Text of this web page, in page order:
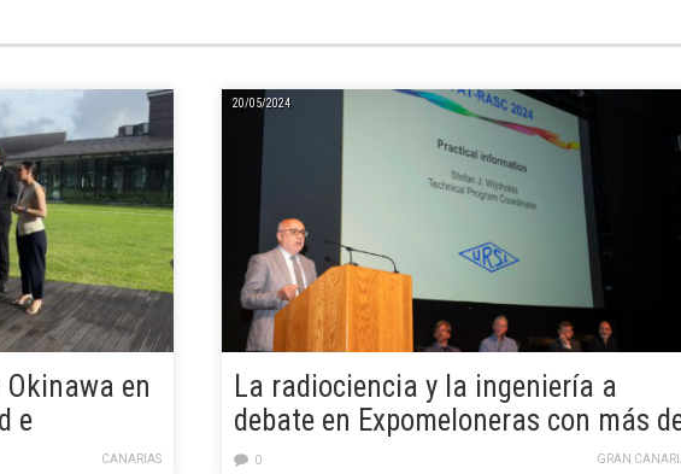
en
e
CANARIAS
20/05/2024
La radiociencia y la ingeniería a
debate en Expomeloneras con más
600 especialistas de 44 países
GRAN
0